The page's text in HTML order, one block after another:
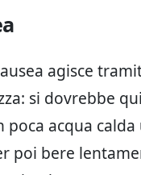
agisce
si dovrebbe
poca acqua
poi bere